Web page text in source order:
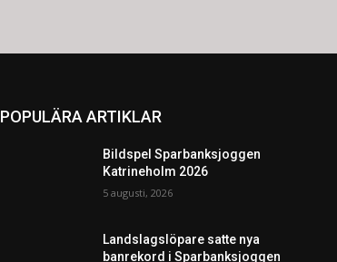
POPULÄRA ARTIKLAR
Bildspel Sparbanksjoggen
Katrineholm 2026
5 augusti, 2026
Landslagslöpare satte nya
banrekord i Sparbanksjoggen